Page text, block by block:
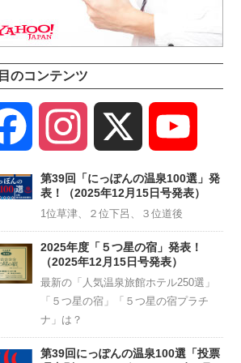
のコンテンツ
Facebook Instagram
Channel
第39回「にっぽんの温泉100選」発
表！（2025年12月15日号発表）
1位草津、２位下呂、３位道後
2025年度「５つ星の宿」発表！
（2025年12月15日号発表）
最新の「人気温泉旅館ホテル250選」
「５つ星の宿」「５つ星の宿プラチ
ナ」は？
第39回にっぽんの温泉100選「投票